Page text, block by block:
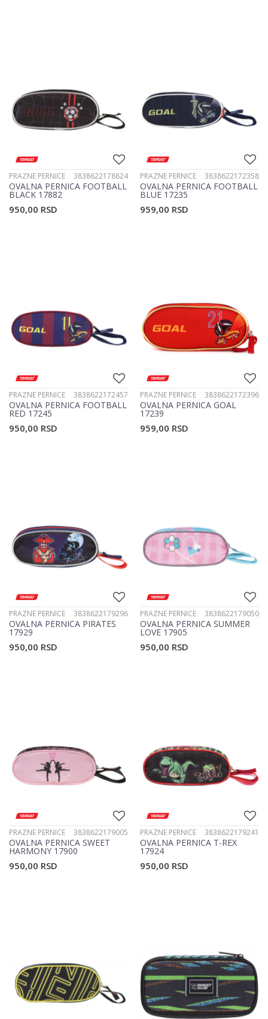
PRAZNE PERNICE 3838622178824
OVALNA PERNICA FOOTBALL
BLACK 17882
950,00 RSD
PRAZNE PERNICE 3838622172358
OVALNA PERNICA FOOTBALL
BLUE 17235
959,00 RSD
PRAZNE PERNICE 3838622172457
OVALNA PERNICA FOOTBALL
RED 17245
950,00 RSD
PRAZNE PERNICE 3838622172396
OVALNA PERNICA GOAL
17239
959,00 RSD
PRAZNE PERNICE 3838622179296
OVALNA PERNICA PIRATES
17929
950,00 RSD
PRAZNE PERNICE 3838622179050
OVALNA PERNICA SUMMER
LOVE 17905
950,00 RSD
PRAZNE PERNICE 3838622179005
OVALNA PERNICA SWEET
HARMONY 17900
950,00 RSD
PRAZNE PERNICE 3838622179241
OVALNA PERNICA T-REX
17924
950,00 RSD